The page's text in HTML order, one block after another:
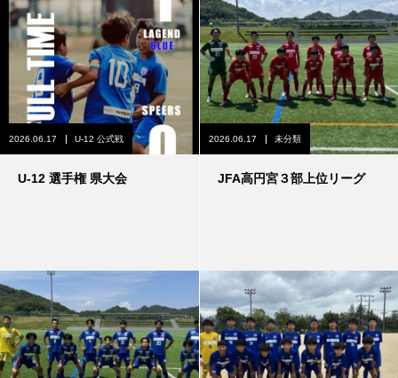
2026.06.17 U-12 公式戦
U-12 選手権 県大会
2026.06.17 未分類
JFA高円宮３部上位リーグ